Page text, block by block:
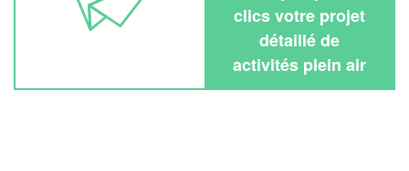
clics votre projet
détaillé de
activités plein air